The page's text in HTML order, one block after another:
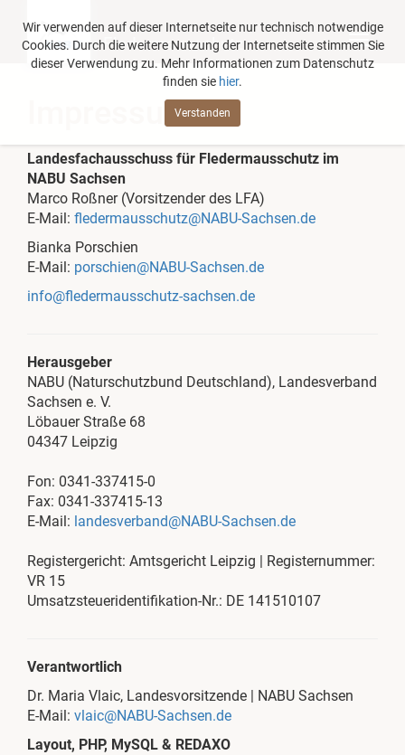
Wir verwenden auf dieser Internetseite nur technisch notwendige
Cookies. Durch die weitere Nutzung der Internetseite stimmen Sie
dieser Verwendung zu. Mehr Informationen zum Datenschutz
finden sie hier.
Verstanden
Fledermausschutz
Impressum
Landesfachausschuss für Fledermausschutz im
NABU Sachsen
Marco Roßner(Vorsitzender des LFA)
E-Mail: fledermausschutz@NABU-Sachsen.de
Bianka Porschien
E-Mail: porschien@NABU-Sachsen.de
info@fledermausschutz-sachsen.de
Herausgeber
NABU (Naturschutzbund Deutschland), Landesverband
Sachsen e. V.
Löbauer Straße 68
04347 Leipzig
Fon: 0341-337415-0
Fax: 0341-337415-13
E-Mail: landesverband@NABU-Sachsen.de
Registergericht: Amtsgericht Leipzig | Registernummer:
VR 15
Umsatzsteueridentifikation-Nr.: DE 141510107
Verantwortlich
Dr. Maria Vlaic, Landesvorsitzende | NABU Sachsen
E-Mail: vlaic@NABU-Sachsen.de
Layout, PHP, MySQL & REDAXO